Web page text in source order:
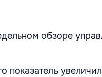
обзоре
показатель